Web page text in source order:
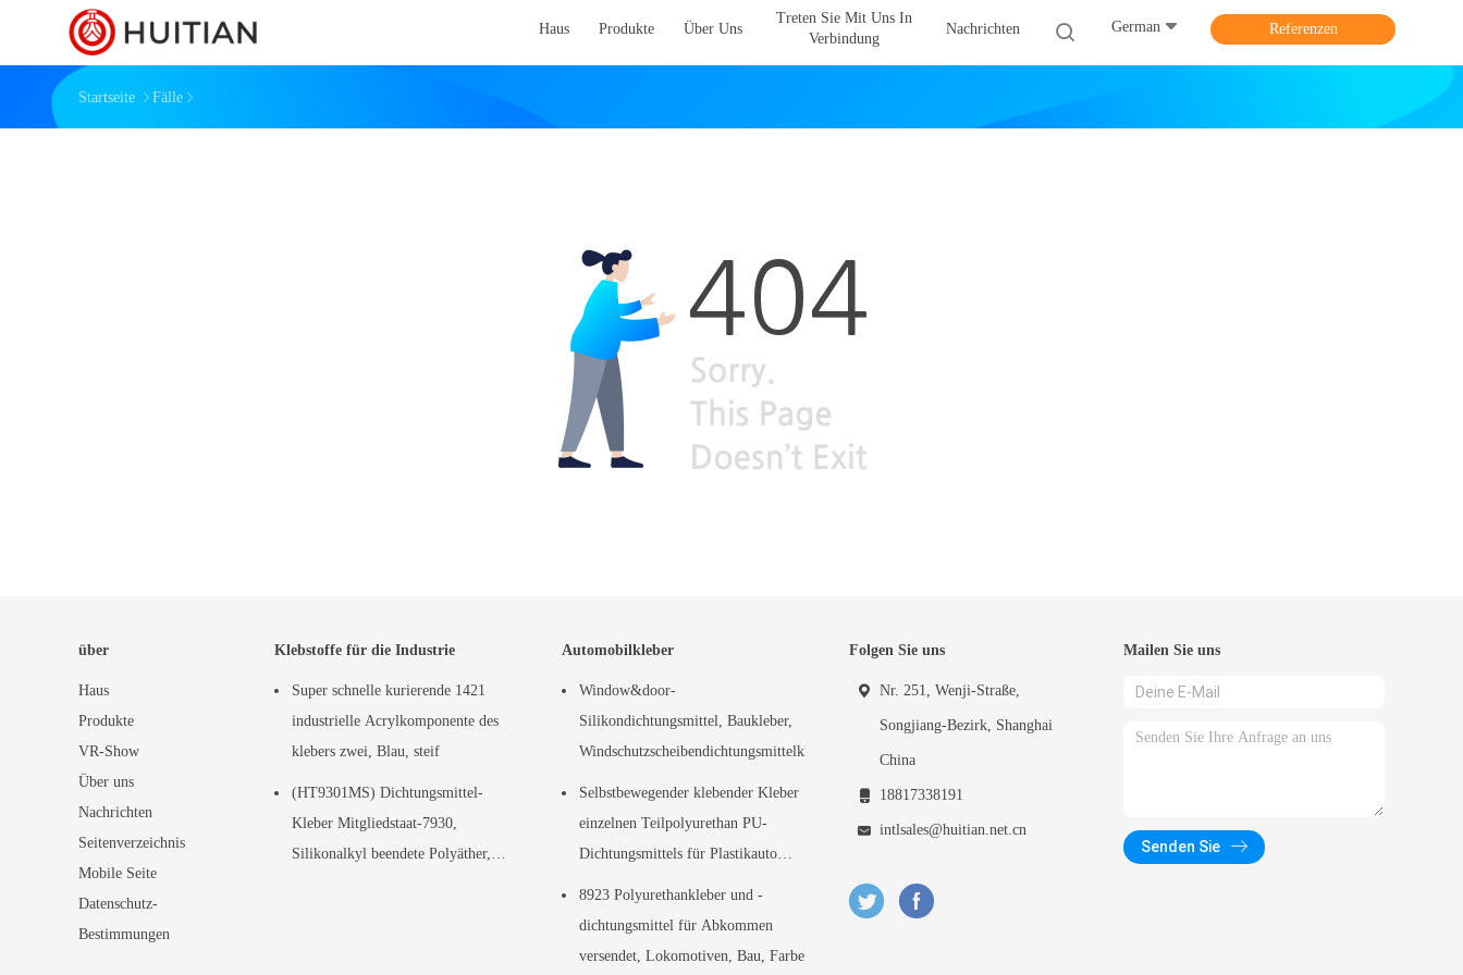
Haus Produkte Über Uns
Treten Sie Mit Uns In
Verbindung
Nachrichten German Referenzen
Startseite Fälle
über
Haus
Produkte
VR-Show
Über uns
Nachrichten
Seitenverzeichnis
Mobile Seite
Datenschutz-
Bestimmungen
Klebstoffe für die Industrie
Super schnelle kurierende 1421
industrielle Acrylkomponente des
klebers zwei, Blau, steif
(HT9301MS) Dichtungsmittel-
Kleber Mitgliedstaat-7930,
Silikonalkyl beendete Polyäther,
Automobilkleber
Window&door-
Silikondichtungsmittel, Baukleber,
Windschutzscheibendichtungsmittelkleber
Selbstbewegender klebender Kleber
einzelnen Teilpolyurethan PU-
Dichtungsmittels für Plastikauto
8923 Polyurethankleber und -
dichtungsmittel für Abkommen
versendet, Lokomotiven, Bau, Farbe
Folgen Sie uns
Nr. 251, Wenji-Straße,
Songjiang-Bezirk, Shanghai
China
18817338191
intlsales@huitian.net.cn
Mailen Sie uns
Senden Sie